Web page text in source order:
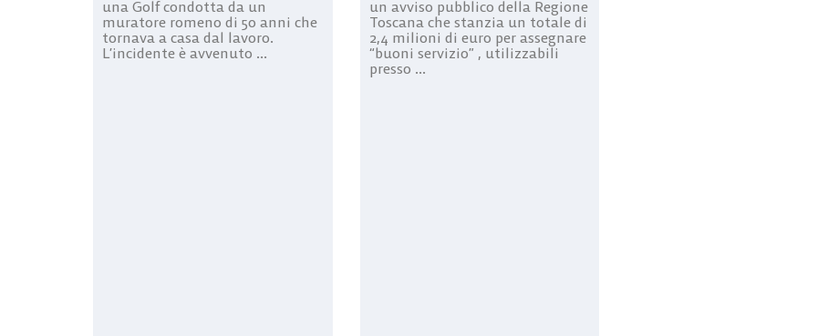
una Golf condotta da un
muratore romeno di 50 anni che
tornava a casa dal lavoro.
L’incidente è avvenuto ...
un avviso pubblico della Regione
Toscana che stanzia un totale di
2,4 milioni di euro per assegnare
“buoni servizio” , utilizzabili
presso ...